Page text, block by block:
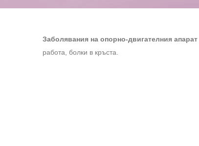
Заболявания на опорно-двигателния апарат
работа, болки в кръста.